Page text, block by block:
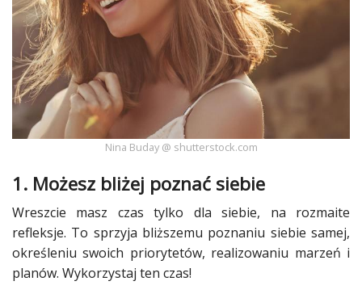
Ślub
&
Wesele
Moda
Zakupy
Porady
Strefa
Blogerek
Nina Buday @ shutterstock.com
1. Możesz bliżej poznać siebie
Wreszcie masz czas tylko dla siebie, na rozmaite
refleksje. To sprzyja bliższemu poznaniu siebie samej,
określeniu swoich priorytetów, realizowaniu marzeń i
planów. Wykorzystaj ten czas!